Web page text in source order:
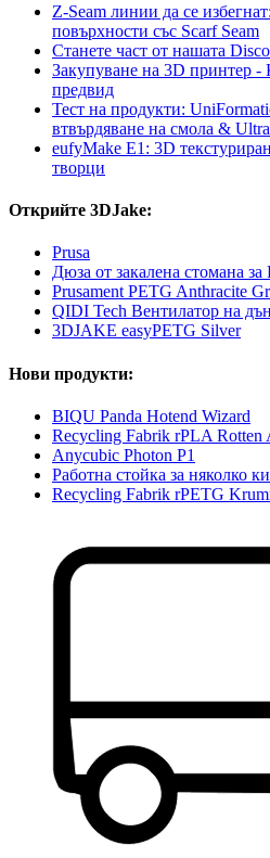
Z-Seam линии да се
повърхности със Scarf Seam
Станете част от нашата
Закупуване на 3D принтер -
предвид
Тест на продукти:
втвърдяване на смола &
eufyMake E1: 3D
творци
Открийте 3DJake:
Prusa
Дюза от закалена стомана
Prusament PETG Anthracite
QIDI Tech Вентилатор на
3DJAKE easyPETG Silver
Нови продукти:
BIQU Panda Hotend Wizard
Recycling Fabrik rPLA Rotten
Anycubic Photon P1
Работна стойка за няколко
Recycling Fabrik rPETG